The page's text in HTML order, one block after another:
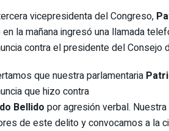
vicepresidenta del Congreso,
en la mañana ingresó una llamada
contra el presidente del Consejo
que nuestra parlamentaria
que hizo contra
Bellido por agresión verbal.
de este delito y convocamos a la